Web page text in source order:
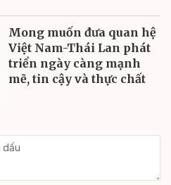
Mong muốn đưa quan hệ
Việt Nam-Thái Lan phát
triển ngày càng mạnh
mẽ, tin cậy và thực chất